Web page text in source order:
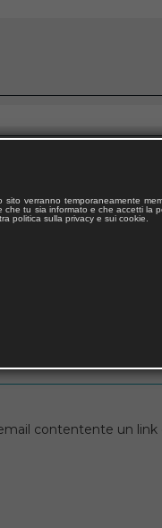
contentente un link
verranno temporaneamente
che tu sia informato e che accetti la
politica sulla privacy e sui cookie.